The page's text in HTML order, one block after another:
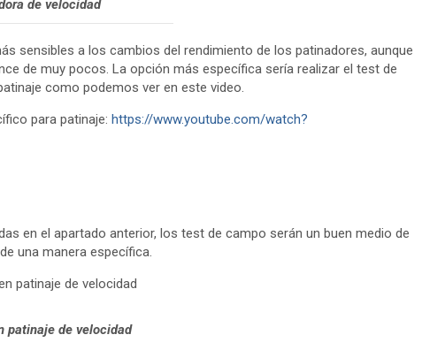
de velocidad
sensibles a los cambios del rendimiento de los patinadores, aunque
de muy pocos. La opción más específica sería realizar el test de
como podemos ver en este video.
para patinaje: https://www.youtube.com/watch?
en el apartado anterior, los test de campo serán un buen medio de
una manera específica.
patinaje de velocidad